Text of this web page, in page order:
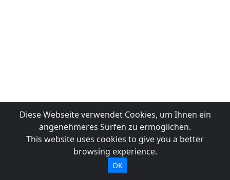
Diese Webseite verwendet Cookies, um Ihnen ein
angenehmeres Surfen zu ermöglichen.
This website uses cookies to give you a better
browsing experience.
OK